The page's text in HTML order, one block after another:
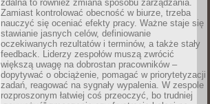
zdalna to również zmiana sposobu zarządzania.
Zamiast kontrolować obecność w biurze, trzeba
nauczyć się oceniać efekty pracy. Ważne staje się
stawianie jasnych celów, definiowanie
oczekiwanych rezultatów i terminów, a także stały
feedback. Liderzy zespołów muszą zwrócić
większą uwagę na dobrostan pracowników –
dopytywać o obciążenie, pomagać w priorytetyzacji
zadań, reagować na sygnały wypalenia. W zespole
rozproszonym łatwiej coś przeoczyć, bo trudniej